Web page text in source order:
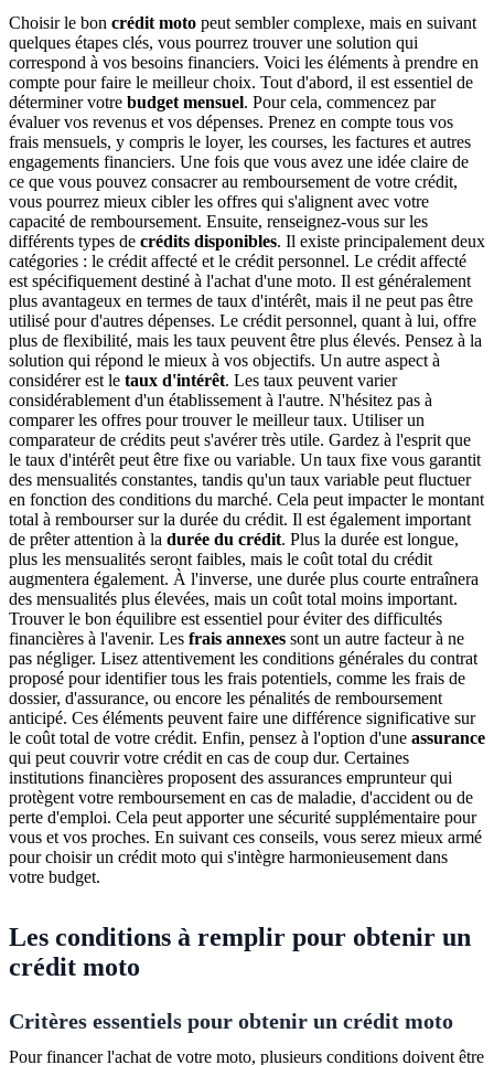
Choisir le bon crédit moto peut sembler complexe, mais en suivant
quelques étapes clés, vous pourrez trouver une solution qui
correspond à vos besoins financiers. Voici les éléments à prendre en
compte pour faire le meilleur choix. Tout d'abord, il est essentiel de
déterminer votre budget mensuel. Pour cela, commencez par
évaluer vos revenus et vos dépenses. Prenez en compte tous vos
frais mensuels, y compris le loyer, les courses, les factures et autres
engagements financiers. Une fois que vous avez une idée claire de
ce que vous pouvez consacrer au remboursement de votre crédit,
vous pourrez mieux cibler les offres qui s'alignent avec votre
capacité de remboursement. Ensuite, renseignez-vous sur les
différents types de crédits disponibles. Il existe principalement deux
catégories : le crédit affecté et le crédit personnel. Le crédit affecté
est spécifiquement destiné à l'achat d'une moto. Il est généralement
plus avantageux en termes de taux d'intérêt, mais il ne peut pas être
utilisé pour d'autres dépenses. Le crédit personnel, quant à lui, offre
plus de flexibilité, mais les taux peuvent être plus élevés. Pensez à la
solution qui répond le mieux à vos objectifs. Un autre aspect à
considérer est le taux d'intérêt. Les taux peuvent varier
considérablement d'un établissement à l'autre. N'hésitez pas à
comparer les offres pour trouver le meilleur taux. Utiliser un
comparateur de crédits peut s'avérer très utile. Gardez à l'esprit que
le taux d'intérêt peut être fixe ou variable. Un taux fixe vous garantit
des mensualités constantes, tandis qu'un taux variable peut fluctuer
en fonction des conditions du marché. Cela peut impacter le montant
total à rembourser sur la durée du crédit. Il est également important
de prêter attention à la durée du crédit. Plus la durée est longue,
plus les mensualités seront faibles, mais le coût total du crédit
augmentera également. À l'inverse, une durée plus courte entraînera
des mensualités plus élevées, mais un coût total moins important.
Trouver le bon équilibre est essentiel pour éviter des difficultés
financières à l'avenir. Les frais annexes sont un autre facteur à ne
pas négliger. Lisez attentivement les conditions générales du contrat
proposé pour identifier tous les frais potentiels, comme les frais de
dossier, d'assurance, ou encore les pénalités de remboursement
anticipé. Ces éléments peuvent faire une différence significative sur
le coût total de votre crédit. Enfin, pensez à l'option d'une assurance
qui peut couvrir votre crédit en cas de coup dur. Certaines
institutions financières proposent des assurances emprunteur qui
protègent votre remboursement en cas de maladie, d'accident ou de
perte d'emploi. Cela peut apporter une sécurité supplémentaire pour
vous et vos proches. En suivant ces conseils, vous serez mieux armé
pour choisir un crédit moto qui s'intègre harmonieusement dans
votre budget.
Les conditions à remplir pour obtenir un
crédit moto
Critères essentiels pour obtenir un crédit moto
Pour financer l'achat de votre moto, plusieurs conditions doivent être